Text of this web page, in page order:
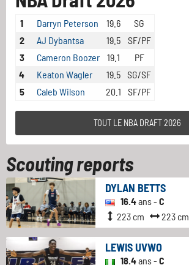
1 Darryn Peterson 19.6
SG
2
AJ Dybantsa 19.5
SF/PF
3
Cameron Boozer 19.1
PF
4
Keaton Wagler 19.5 SG/SF
5
Caleb Wilson 20.1 SF/PF
TOUT LE NBA DRAFT 2026
Scouting reports
DYLAN BETTS
16.4ans - C
223 cm
223 cm
LEWIS UVWO
18.4ans - C